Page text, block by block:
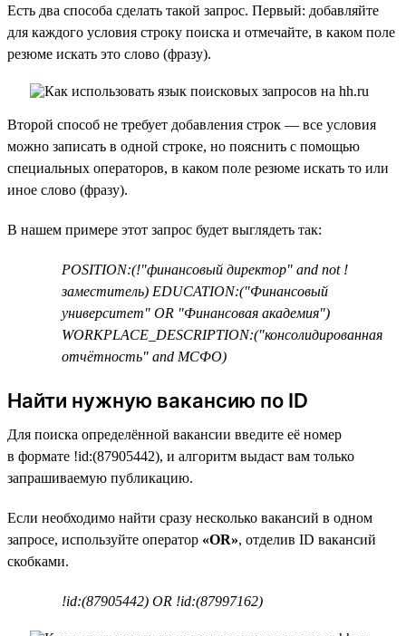
Есть два способа сделать такой запрос. Первый: добавляйте
для каждого условия строку поиска и отмечайте, в каком поле
резюме искать это слово (фразу).
Второй способ не требует добавления строк — все условия
можно записать в одной строке, но пояснить с помощью
специальных операторов, в каком поле резюме искать то или
иное слово (фразу).
В нашем примере этот запрос будет выглядеть так:
POSITION:(!"финансовый директор" and not !
заместитель) EDUCATION:("Финансовый
университет" OR "Финансовая академия")
WORKPLACE_DESCRIPTION:("консолидированная
отчётность" and МСФО)
Найти нужную вакансию по ID
Для поиска определённой вакансии введите её номер
в формате !id:(87905442), и алгоритм выдаст вам только
запрашиваемую публикацию.
Если необходимо найти сразу несколько вакансий в одном
запросе, используйте оператор «OR», отделив ID вакансий
скобками.
!id:(87905442) OR !id:(87997162)